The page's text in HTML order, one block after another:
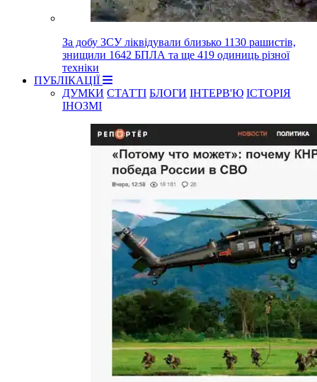
За добу ЗСУ ліквідували близько 1130 рашистів,
знищили 1642 БПЛА та ще 419 одиниць різної
техніки
ПУБЛІКАЦІЇ
ДУМКИ СТАТТІ БЛОГИ ІНТЕРВ'Ю ІСТОРІЯ
ІНОЗМІ